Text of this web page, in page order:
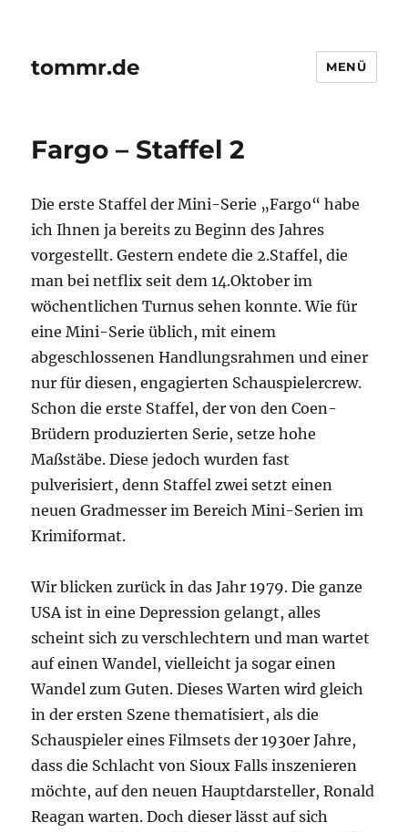
tommr.de MENÜ
Fargo – Staffel 2
Die erste Staffel der Mini-Serie „Fargo“ habe
ich Ihnen ja bereits zu Beginn des Jahres
vorgestellt. Gestern endete die 2.Staffel, die
man bei netflix seit dem 14.Oktober im
wöchentlichen Turnus sehen konnte. Wie für
eine Mini-Serie üblich, mit einem
abgeschlossenen Handlungsrahmen und einer
nur für diesen, engagierten Schauspielercrew.
Schon die erste Staffel, der von den Coen-
Brüdern produzierten Serie, setze hohe
Maßstäbe. Diese jedoch wurden fast
pulverisiert, denn Staffel zwei setzt einen
neuen Gradmesser im Bereich Mini-Serien im
Krimiformat.
Wir blicken zurück in das Jahr 1979. Die ganze
USA ist in eine Depression gelangt, alles
scheint sich zu verschlechtern und man wartet
auf einen Wandel, vielleicht ja sogar einen
Wandel zum Guten. Dieses Warten wird gleich
in der ersten Szene thematisiert, als die
Schauspieler eines Filmsets der 1930er Jahre,
dass die Schlacht von Sioux Falls inszenieren
möchte, auf den neuen Hauptdarsteller, Ronald
Reagan warten. Doch dieser lässt auf sich